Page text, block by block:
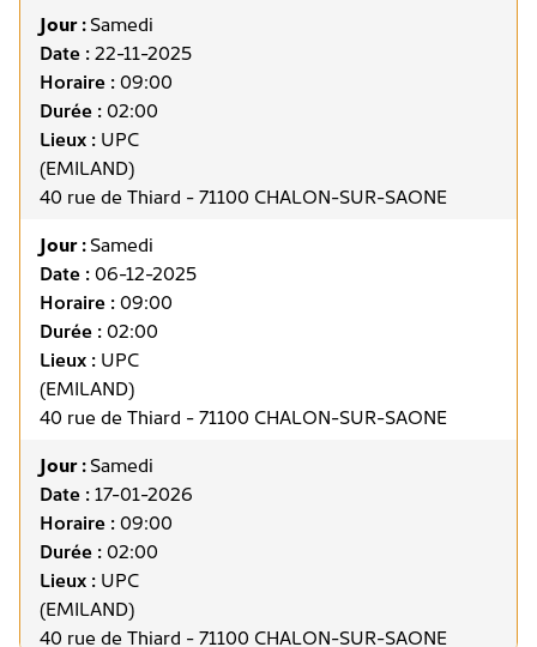
Jour :Samedi
Date :22-11-2025
Horaire :09:00
Durée :02:00
Lieux : UPC
(EMILAND)
40 rue de Thiard - 71100 CHALON-SUR-SAONE
Jour :Samedi
Date :06-12-2025
Horaire :09:00
Durée :02:00
Lieux : UPC
(EMILAND)
40 rue de Thiard - 71100 CHALON-SUR-SAONE
Jour :Samedi
Date :17-01-2026
Horaire :09:00
Durée :02:00
Lieux : UPC
(EMILAND)
40 rue de Thiard - 71100 CHALON-SUR-SAONE